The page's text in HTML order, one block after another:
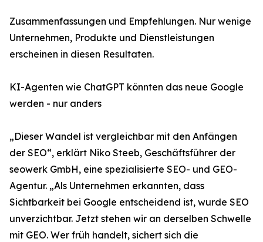
Zusammenfassungen und Empfehlungen. Nur wenige
Unternehmen, Produkte und Dienstleistungen
erscheinen in diesen Resultaten.
KI-Agenten wie ChatGPT könnten das neue Google
werden - nur anders
„Dieser Wandel ist vergleichbar mit den Anfängen
der SEO“, erklärt Niko Steeb, Geschäftsführer der
seowerk GmbH, eine spezialisierte SEO- und GEO-
Agentur. „Als Unternehmen erkannten, dass
Sichtbarkeit bei Google entscheidend ist, wurde SEO
unverzichtbar. Jetzt stehen wir an derselben Schwelle
mit GEO. Wer früh handelt, sichert sich die